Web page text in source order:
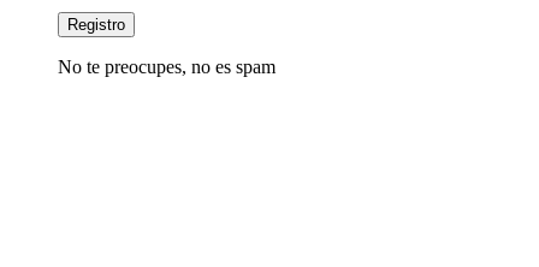
No te preocupes, no es spam